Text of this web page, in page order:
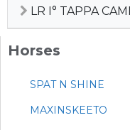
LR I° TAPPA CAMP.
Horses
SPAT N SHINE
MAXINSKEETO